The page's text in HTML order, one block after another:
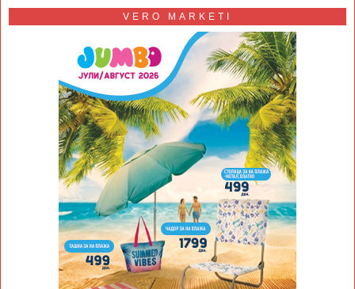
VERO MARKETI